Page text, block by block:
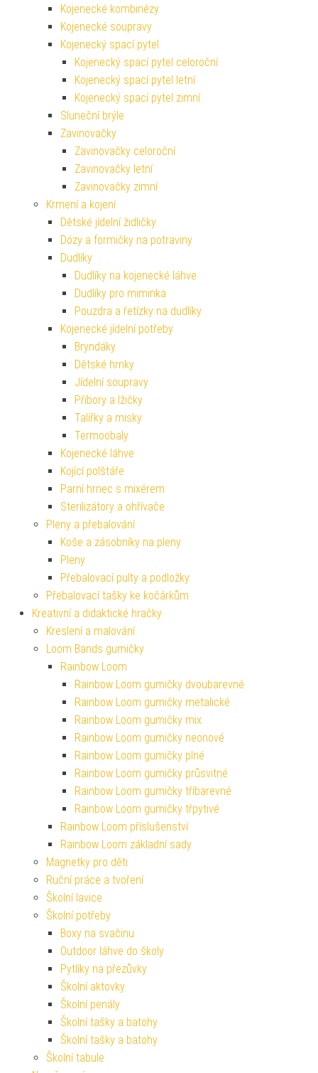
Kojenecké kombinézy
Kojenecké soupravy
Kojenecký spací pytel
Kojenecký spací pytel celoroční
Kojenecký spací pytel letní
Kojenecký spací pytel zimní
Sluneční brýle
Zavinovačky
Zavinovačky celoroční
Zavinovačky letní
Zavinovačky zimní
Krmení a kojení
Dětské jídelní židličky
Dózy a formičky na potraviny
Dudlíky
Dudlíky na kojenecké láhve
Dudlíky pro miminka
Pouzdra a řetízky na dudlíky
Kojenecké jídelní potřeby
Bryndáky
Dětské hrnky
Jídelní soupravy
Příbory a lžičky
Talířky a misky
Termoobaly
Kojenecké láhve
Kojící polštáře
Parní hrnec s mixérem
Sterilizátory a ohřívače
Pleny a přebalování
Koše a zásobníky na pleny
Pleny
Přebalovací pulty a podložky
Přebalovací tašky ke kočárkům
Kreativní a didaktické hračky
Kreslení a malování
Loom Bands gumičky
Rainbow Loom
Rainbow Loom gumičky dvoubarevné
Rainbow Loom gumičky metalické
Rainbow Loom gumičky mix
Rainbow Loom gumičky neonové
Rainbow Loom gumičky plné
Rainbow Loom gumičky průsvitné
Rainbow Loom gumičky tříbarevné
Rainbow Loom gumičky třpytivé
Rainbow Loom příslušenství
Rainbow Loom základní sady
Magnetky pro děti
Ruční práce a tvoření
Školní lavice
Školní potřeby
Boxy na svačinu
Outdoor láhve do školy
Pytlíky na přezůvky
Školní aktovky
Školní penály
Školní tašky a batohy
Školní tašky a batohy
Školní tabule